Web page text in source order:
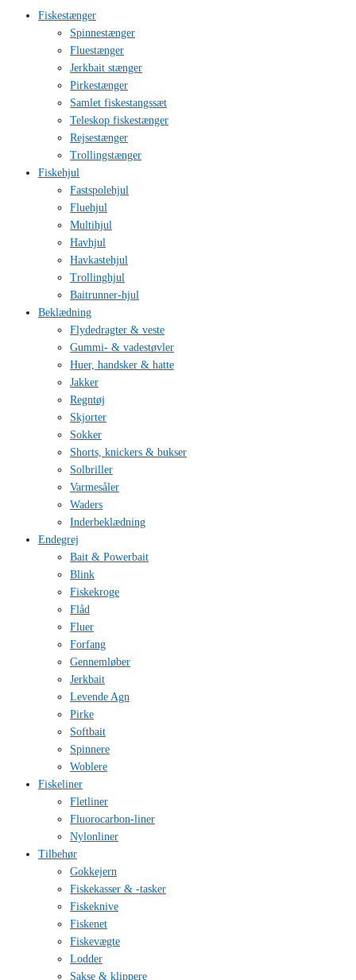
Fiskestænger
Spinnestænger
Fluestænger
Jerkbait stænger
Pirkestænger
Samlet fiskestangssæt
Teleskop fiskestænger
Rejsestænger
Trollingstænger
Fiskehjul
Fastspolehjul
Fluehjul
Multihjul
Havhjul
Havkastehjul
Trollinghjul
Baitrunner-hjul
Beklædning
Flydedragter & veste
Gummi- & vadestøvler
Huer, handsker & hatte
Jakker
Regntøj
Skjorter
Sokker
Shorts, knickers & bukser
Solbriller
Varmesåler
Waders
Inderbeklædning
Endegrej
Bait & Powerbait
Blink
Fiskekroge
Flåd
Fluer
Forfang
Gennemløber
Jerkbait
Levende Agn
Pirke
Softbait
Spinnere
Woblere
Fiskeliner
Fletliner
Fluorocarbon-liner
Nylonliner
Tilbehør
Gokkejern
Fiskekasser & -tasker
Fiskeknive
Fiskenet
Fiskevægte
Lodder
Sakse & klippere